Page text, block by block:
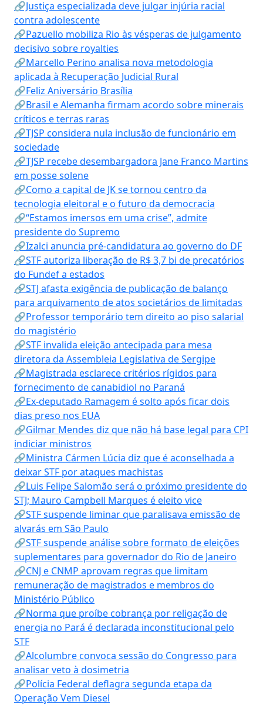
🔗Justiça especializada deve julgar injúria racial
contra adolescente
🔗Pazuello mobiliza Rio às vésperas de julgamento
decisivo sobre royalties
🔗Marcello Perino analisa nova metodologia
aplicada à Recuperação Judicial Rural
🔗Feliz Aniversário Brasília
🔗Brasil e Alemanha firmam acordo sobre minerais
críticos e terras raras
🔗TJSP considera nula inclusão de funcionário em
sociedade
🔗TJSP recebe desembargadora Jane Franco Martins
em posse solene
🔗Como a capital de JK se tornou centro da
tecnologia eleitoral e o futuro da democracia
🔗“Estamos imersos em uma crise”, admite
presidente do Supremo
🔗Izalci anuncia pré-candidatura ao governo do DF
🔗STF autoriza liberação de R$ 3,7 bi de precatórios
do Fundef a estados
🔗STJ afasta exigência de publicação de balanço
para arquivamento de atos societários de limitadas
🔗Professor temporário tem direito ao piso salarial
do magistério
🔗STF invalida eleição antecipada para mesa
diretora da Assembleia Legislativa de Sergipe
🔗Magistrada esclarece critérios rígidos para
fornecimento de canabidiol no Paraná
🔗Ex-deputado Ramagem é solto após ficar dois
dias preso nos EUA
🔗Gilmar Mendes diz que não há base legal para CPI
indiciar ministros
🔗Ministra Cármen Lúcia diz que é aconselhada a
deixar STF por ataques machistas
🔗Luis Felipe Salomão será o próximo presidente do
STJ; Mauro Campbell Marques é eleito vice
🔗STF suspende liminar que paralisava emissão de
alvarás em São Paulo
🔗STF suspende análise sobre formato de eleições
suplementares para governador do Rio de Janeiro
🔗CNJ e CNMP aprovam regras que limitam
remuneração de magistrados e membros do
Ministério Público
🔗Norma que proíbe cobrança por religação de
energia no Pará é declarada inconstitucional pelo
STF
🔗Alcolumbre convoca sessão do Congresso para
analisar veto à dosimetria
🔗Polícia Federal deflagra segunda etapa da
Operação Vem Diesel